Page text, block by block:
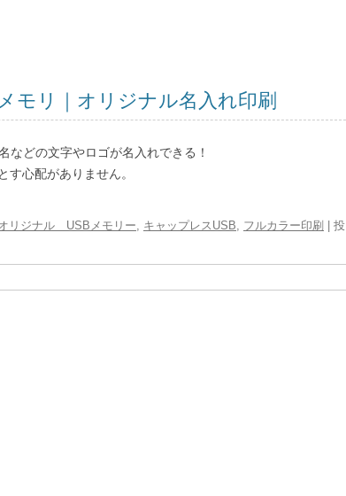
モリ｜オリジナル名入れ印刷
などの文字やロゴが名入れできる！
す心配がありません。
リジナル USBメモリー キャップレスUSB フルカラー印刷
| 投